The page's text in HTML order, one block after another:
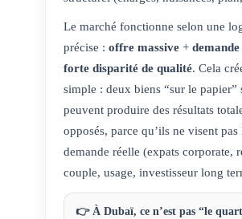
Le marché fonctionne selon une
précise : offre massive +
forte disparité de qualité. Cela
simple : deux biens “sur le papier”
peuvent produire des résultats
opposés, parce qu’ils ne visent pas
demande réelle (expats corporate,
couple, usage, investisseur long
👉 À Dubaï, ce n’est pas “le